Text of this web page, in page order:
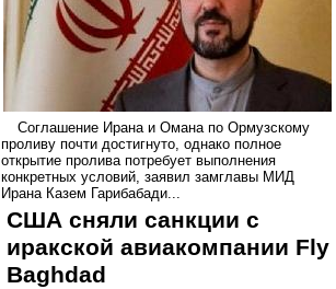
Соглашение Ирана и Омана по Ормузскому
проливу почти достигнуто, однако полное
открытие пролива потребует выполнения
конкретных условий, заявил замглавы МИД
Ирана Казем Гарибабади...
США сняли санкции с
иракской авиакомпании Fly
Baghdad